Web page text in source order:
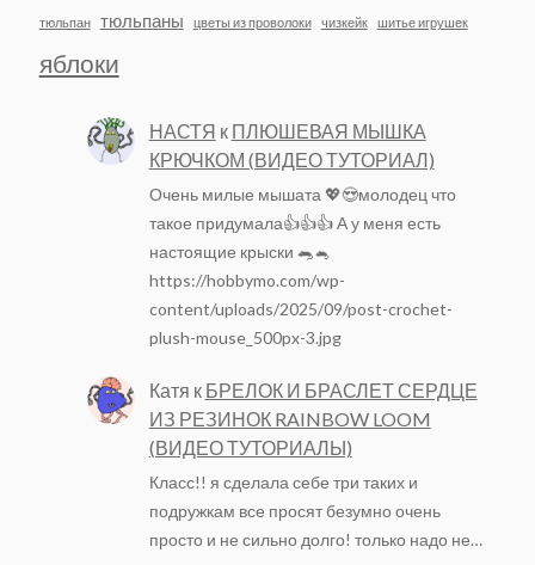
тюльпан тюльпаны цветы из проволоки чизкейк шитье игрушек
яблоки
НАСТЯ к ПЛЮШЕВАЯ МЫШКА
КРЮЧКОМ (ВИДЕО ТУТОРИАЛ)
Очень милые мышата 💖😍молодец что
такое придумала👍👍👍 А у меня есть
настоящие крыски 🐀🐁
https://hobbymo.com/wp-
content/uploads/2025/09/post-crochet-
plush-mouse_500px-3.jpg
Катя к БРЕЛОК И БРАСЛЕТ СЕРДЦЕ
ИЗ РЕЗИНОК RAINBOW LOOM
(ВИДЕО ТУТОРИАЛЫ)
Класс!! я сделала себе три таких и
подружкам все просят безумно очень
просто и не сильно долго! только надо не…